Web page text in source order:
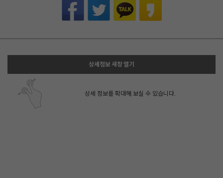
상세정보 새창 열기
상세 정보를 확대해 보실 수 있습니다.